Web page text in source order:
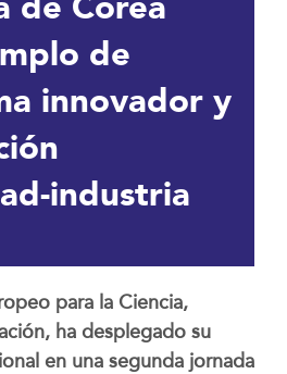
de
innovador y
industria
para la Ciencia,
ha desplegado su
en una segunda jornada